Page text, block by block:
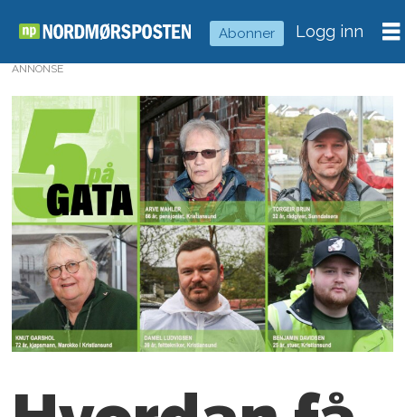
Abonner Logg inn
ANNONSE